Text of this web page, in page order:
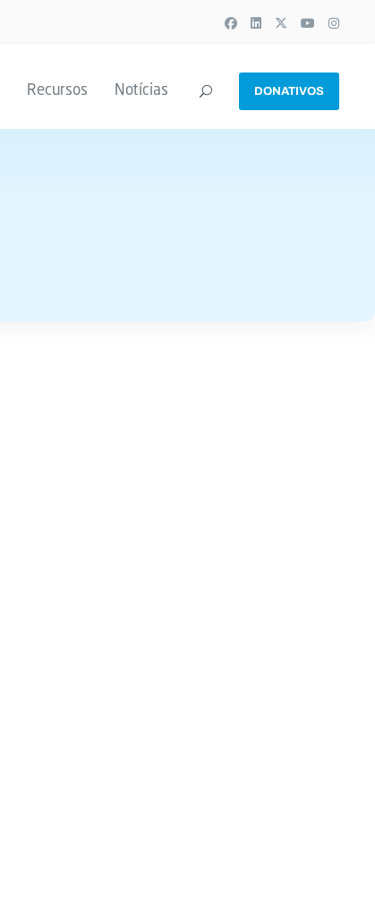
Recursos Notícias DONATIVOS